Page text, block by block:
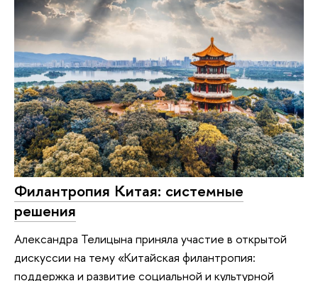
Филантропия Китая: системные
решения
Александра Телицына приняла участие в открытой
дискуссии на тему «Китайская филантропия:
поддержка и развитие социальной и культурной